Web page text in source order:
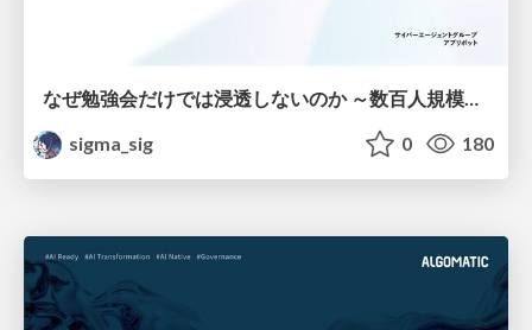
sigma_sig
0 180